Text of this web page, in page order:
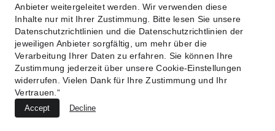
Anbieter weitergeleitet werden. Wir verwenden diese
Inhalte nur mit Ihrer Zustimmung. Bitte lesen Sie unsere
Datenschutzrichtlinien und die Datenschutzrichtlinien der
jeweiligen Anbieter sorgfältig, um mehr über die
Verarbeitung Ihrer Daten zu erfahren. Sie können Ihre
Zustimmung jederzeit über unsere Cookie-Einstellungen
widerrufen. Vielen Dank für Ihre Zustimmung und Ihr
Vertrauen.“
Accept Decline